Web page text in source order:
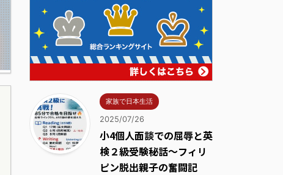
家族で日本生活
2025/07/26
小4個人面談での屈辱と英
検２級受験秘話～フィリ
ピン脱出親子の奮闘記